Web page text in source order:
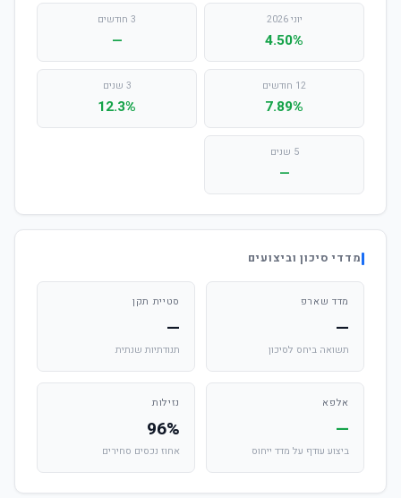
יוני 2026
4.50%
3 חודשים
—
12 חודשים
7.89%
3 שנים
12.3%
5 שנים
—
מדדי סיכון וביצועים
מדד שארפ
—
תשואה ביחס לסיכון
סטיית תקן
—
תנודתיות שנתית
אלפא
—
ביצוע עודף על מדד ייחוס
נזילות
96%
אחוז נכסים סחירים